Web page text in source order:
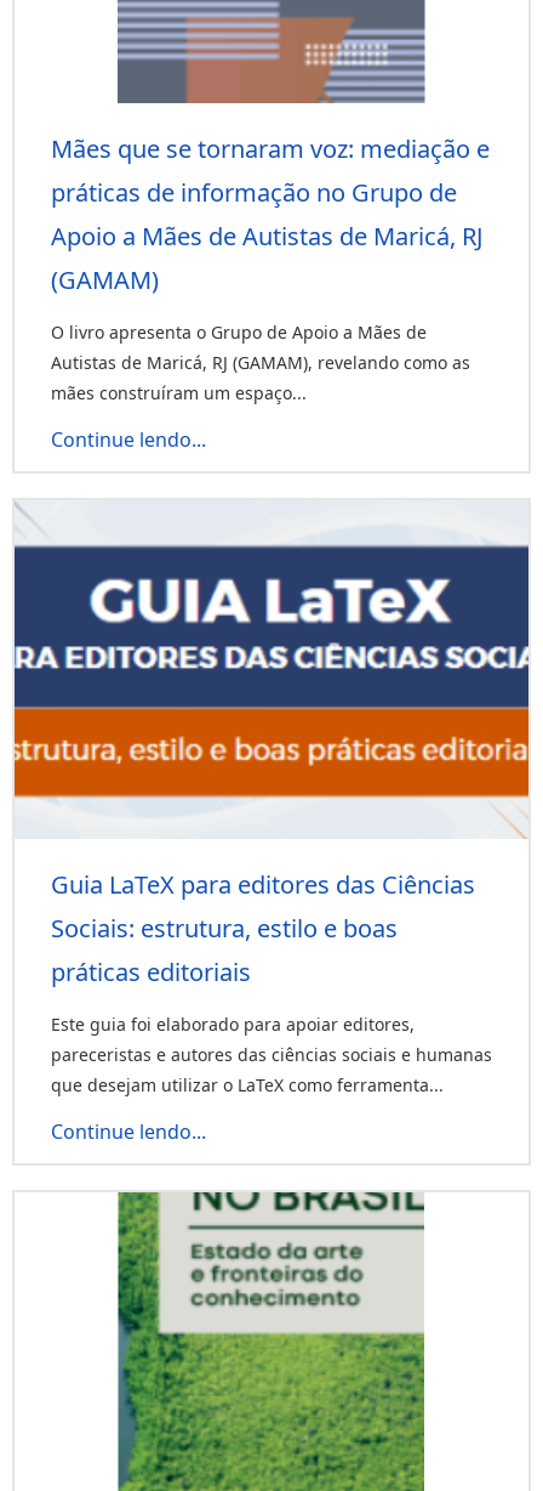
Mães que se tornaram voz: mediação e
práticas de informação no Grupo de
Apoio a Mães de Autistas de Maricá, RJ
(GAMAM)
O livro apresenta o Grupo de Apoio a Mães de
Autistas de Maricá, RJ (GAMAM), revelando como as
mães construíram um espaço...
Continue lendo...
Guia LaTeX para editores das Ciências
Sociais: estrutura, estilo e boas
práticas editoriais
Este guia foi elaborado para apoiar editores,
pareceristas e autores das ciências sociais e humanas
que desejam utilizar o LaTeX como ferramenta...
Continue lendo...